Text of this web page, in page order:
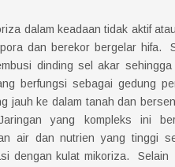
dalam keadaan tidak aktif
dan berekor bergelar hifa.
dinding sel akar
berfungsi sebagai gedung
jauh ke dalam tanah dan
yang kompleks ini
air dan nutrien yang tinggi
dengan kulat mikoriza.